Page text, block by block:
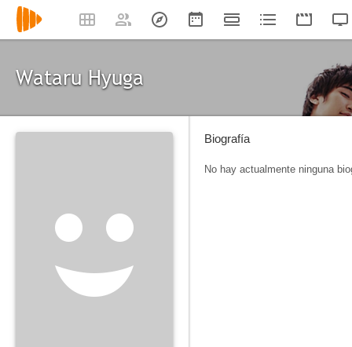
Wataru Hyuga
Biografía
No hay actualmente ninguna